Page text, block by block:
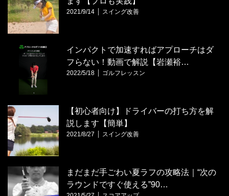
2021/9/14 スイング改善
インパクトで加速すればアプローチはダ
フらない！動画で解説【岩瀬裕…
2022/5/18 ゴルフレッスン
【初心者向け】ドライバーの打ち方を解
説します【簡単】
2021/8/27 スイング改善
まだまだ手ごわい夏ラフの攻略法｜“次の
ラウンドですぐ使える”90…